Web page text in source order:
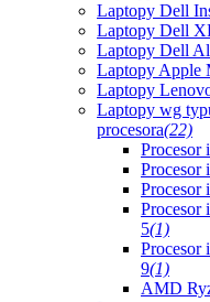
Laptopy Dell
Laptopy Dell
Laptopy Dell
Laptopy Apple
Laptopy
Laptopy wg
procesora(22)
Procesor
Procesor
Procesor
Procesor
5(1)
Procesor
9(1)
AMD